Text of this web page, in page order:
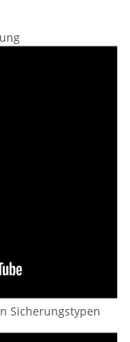
Sicherungstypen